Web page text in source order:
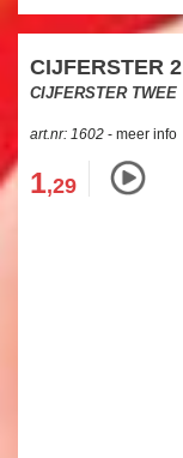
CIJFERSTER 2
CIJFERSTER TWEE
art.nr: 1602 - meer info
1,29